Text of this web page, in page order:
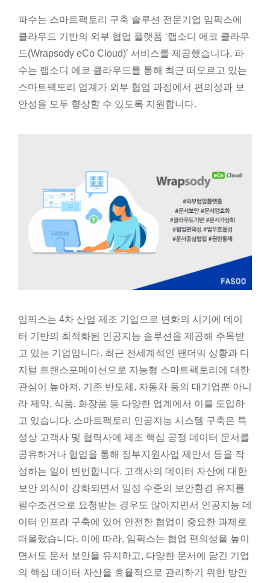
파수는 스마트팩토리 구축 솔루션 전문기업 임픽스에
클라우드 기반의 외부 협업 플랫폼 ‘랩소디 에코 클라우
드(Wrapsody eCo Cloud)’ 서비스를 제공했습니다. 파
수는 랩소디 에코 클라우드를 통해 최근 떠오르고 있는
스마트팩토리 업계가 외부 협업 과정에서 편의성과 보
안성을 모두 향상할 수 있도록 지원합니다.
임픽스는 4차 산업 제조 기업으로 변화의 시기에 데이
터 기반의 최적화된 인공지능 솔루션을 제공해 주목받
고 있는 기업입니다. 최근 전세계적인 팬더믹 상황과 디
지털 트랜스포메이션으로 지능형 스마트팩토리에 대한
관심이 높아져, 기존 반도체, 자동차 등의 대기업뿐 아니
라 제약, 식품, 화장품 등 다양한 업계에서 이를 도입하
고 있습니다. 스마트팩토리 인공지능 시스템 구축은 특
성상 고객사 및 협력사에 제조 핵심 공정 데이터 문서를
공유하거나 협업을 통해 정부지원사업 제안서 등을 작
성하는 일이 빈번합니다. 고객사의 데이터 자산에 대한
보안 의식이 강화되면서 일정 수준의 보안환경 유지를
필수조건으로 요청받는 경우도 많아지면서 인공지능 데
이터 인프라 구축에 있어 안전한 협업이 중요한 과제로
떠올랐습니다. 이에 따라, 임픽스는 협업 편의성을 높이
면서도 문서 보안을 유지하고, 다양한 문서에 담긴 기업
의 핵심 데이터 자산을 효율적으로 관리하기 위한 방안